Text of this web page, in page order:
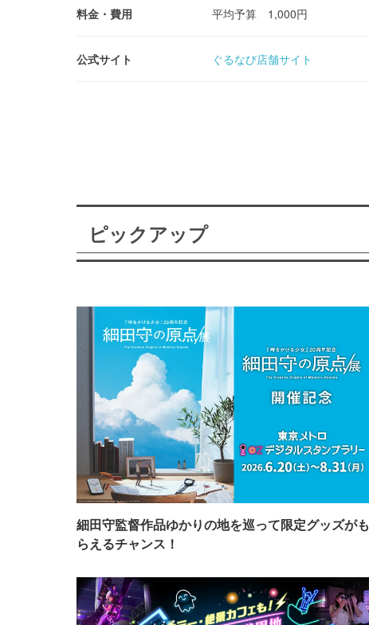
料金・費用 平均予算 1,000円
公式サイト ぐるなび店舗サイト
ピックアップ
細田守監督作品ゆかりの地を巡って限定グッズがも
らえるチャンス！